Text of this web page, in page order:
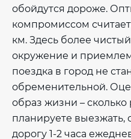
обойдутся дороже.
компромиссом
км. Здесь более
окружение и
поездка в город не
обременительной.
образ жизни –
планируете выезжать,
дорогу 1-2 часа